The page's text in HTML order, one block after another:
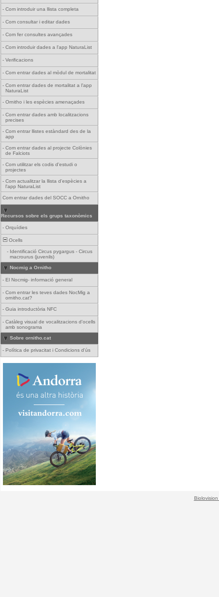
- Com introduir una llista completa
- Com consultar i editar dades
- Com fer consultes avançades
- Com introduir dades a l'app NaturaList
- Verificacions
- Com entrar dades al mòdul de mortalitat
- Com entrar dades de mortalitat a l'app
NaturaList
- Ornitho i les espècies amenaçades
- Com entrar dades amb localitzacions
precises
- Com entrar llistes estàndard des de la
app
- Com entrar dades al projecte Colònies
de Falciots
- Com utilitzar els codis d'estudi o
projectes
- Com actualitzar la llista d'espècies a
l'app NaturaList
Com entrar dades del SOCC a Ornitho
Recursos sobre els grups taxonòmics
- Orquídies
Ocells
- Identificació Circus pygargus - Circus
macrourus (juvenils)
Nocmig a Ornitho
- El Nocmig- informació general
- Com entrar les teves dades NocMig a
ornitho.cat?
- Guia introductòria NFC
- Catàleg visual de vocalitzacions d'ocells
amb sonograma
Sobre ornitho.cat
- Política de privacitat i Condicions d'ús
Biolovision